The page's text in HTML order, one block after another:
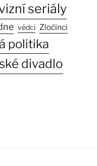
seriály
vědci Zločinci
politika
divadlo